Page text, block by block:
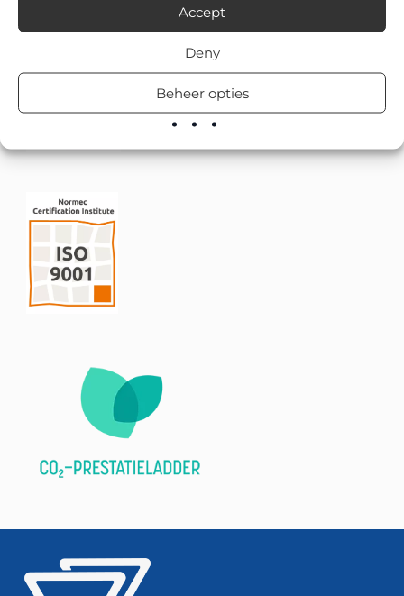
Accept
Deny
Beheer opties